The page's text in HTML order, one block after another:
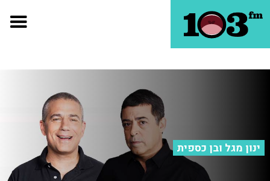
ינון מגל ובן כספית